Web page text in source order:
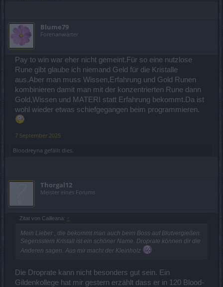
Blume79
Forenanwärter
Pay to win war eher nicht gemeint.Für so eine nutzlose
Rune gibt glaube ich niemand Geld für die Kristalle
aus.Aber man muss Wissen,Erfahrung und Gold Runen
kombinieren damit man mit der konzentrierten Rune dann
Gold,Wissen und MATERI statt Erfahrung bekommt.Da ist
wohl wieder etwas schiefgegangen beim programmieren.
7 September 2025
Bloodreyna gefällt dies.
Thorgal12
Meister eines Forums
Zitat von Cailleana: ↑
Mein Lieber , die bekommt man auch beim Boss auf Blutvergießen.
Segensstern Kristall ist ein schöner Name. Droprate können dir die
Anderen sagen. Aus mir macht der Kleinholz
Die Droprate kann nicht besonders gut sein. Ein
Gildenkollege hat mir gestern erzählt dass er in 120 Blood-